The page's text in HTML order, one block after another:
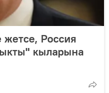
Россия
кыларына